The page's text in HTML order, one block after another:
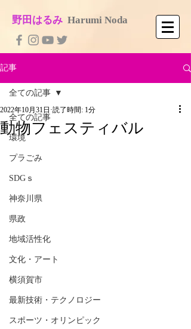
​野田はるみ Harumi No​da
記事
全ての記事
環境
プラごみ
SDGｓ
神奈川県
県政
地域活性化
文化・アート
横須賀市
最新技術・テクノロジー
スポーツ・オリンピック
全ての記事
動物フェスティバル
2022年10月31日 読了時間: 1分